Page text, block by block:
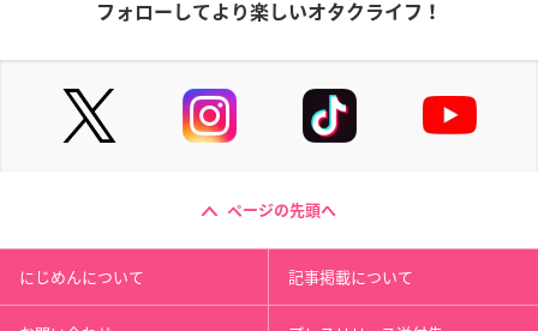
フォローしてより楽しいオタクライフ！
ページの先頭へ
にじめんについて 記事掲載について